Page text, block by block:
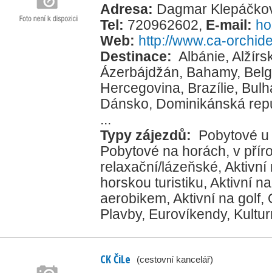
Adresa: Dagmar
Tel: 720962602, E-mail:
Web: http://www.ca-
Destinace: Albánie,
Ázerbájdžán, Bahamy,
Hercegovina, Brazílie,
Dánsko, Dominikánská
...
Typy zájezdů:
Pobytové
Pobytové na horách, v
relaxační/lázeňské, Aktivní
horskou turistiku, Aktivní
aerobikem, Aktivní na golf,
Plavby, Eurovíkendy,
CK ČiLe (cestovní kancelář)